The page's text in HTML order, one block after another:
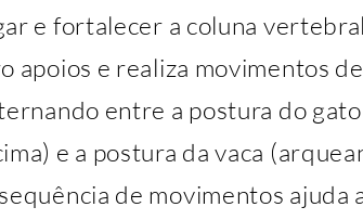
e fortalecer a coluna
apoios e realiza movimentos
entre a postura do
e a postura da vaca
de movimentos ajuda